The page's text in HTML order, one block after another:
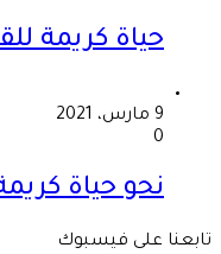
حياة كريمة
9 مارس، 2021
0
نحو حياة
تابعنا على فيسبوك